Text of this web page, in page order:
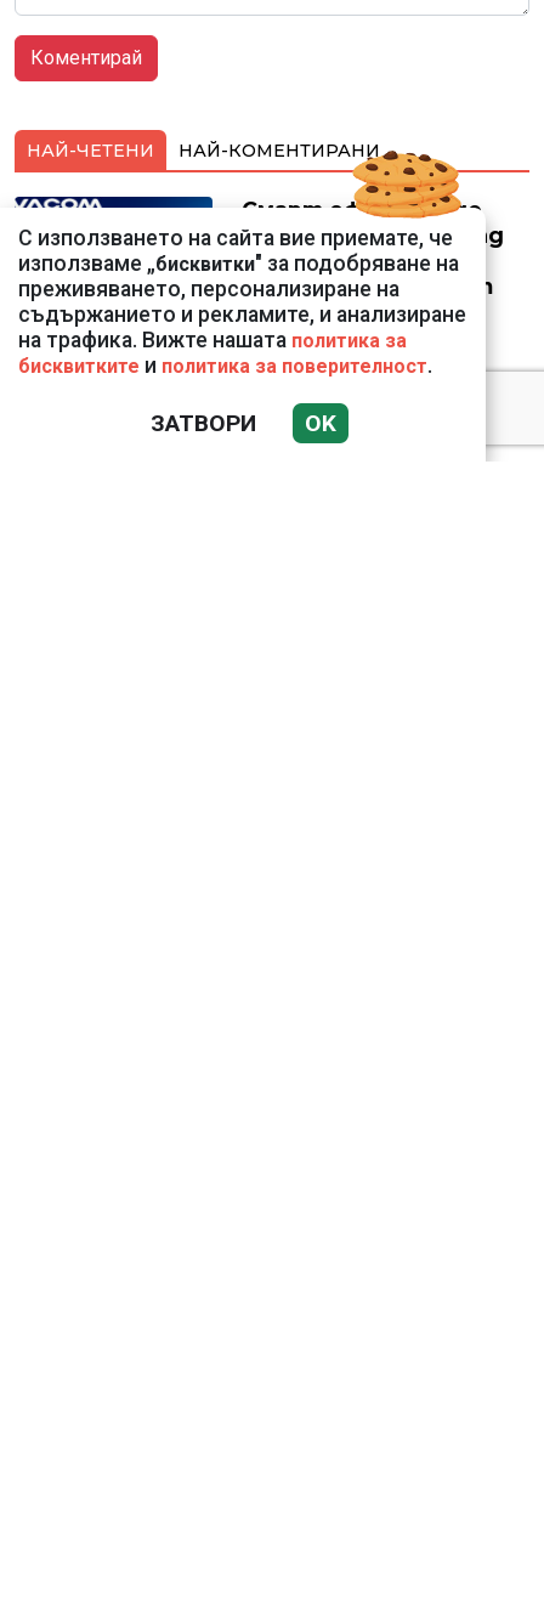
НАЙ-ЧЕТЕНИ НАЙ-КОМЕНТИРАНИ
Смарт оферти с до
90% отстъпка за над
150 устройства от
Vivacom през август
Подводни кадри от
С използването на сайта вие приемате, че
използваме „бисквитки" за подобряване на
преживяването, персонализиране на
съдържанието и рекламите, и анализиране
на трафика. Вижте нашата политика за
бисквитките и политика за поверителност.
ЗАТВОРИ OK